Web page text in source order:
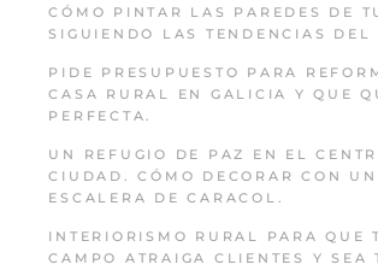
CÓMO PINTAR LAS PAREDES DE
SIGUIENDO LAS TENDENCIAS DEL
PIDE PRESUPUESTO PARA
CASA RURAL EN GALICIA Y QUE
PERFECTA.
UN REFUGIO DE PAZ EN EL
CIUDAD. CÓMO DECORAR CON
ESCALERA DE CARACOL.
INTERIORISMO RURAL PARA QUE
CAMPO ATRAIGA CLIENTES Y SEA